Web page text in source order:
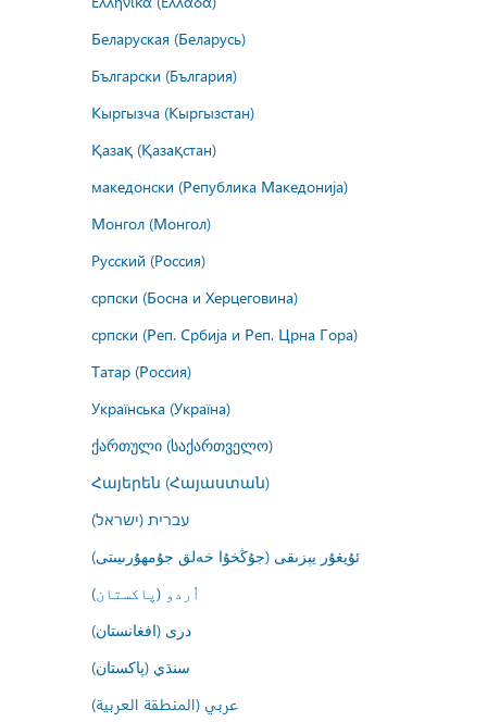
Беларуская (Беларусь)
Български (България)
Кыргызча (Кыргызстан)
Қазақ (Қазақстан)
македонски (Република Македонија)
Монгол (Монгол)
Русский (Россия)
српски (Босна и Херцеговина)
српски (Реп. Србија и Реп. Црна Гора)
Татар (Россия)
Українська (Україна)
ქართული (საქართველო)
Հայերեն (Հայաստան)
עברית (ישראל)
ئۇيغۇر يېزىقى (جۇڭخۇا خەلق جۇمھۇرىيىتى)
اُردو (پاکستان)
درى (افغانستان)
سنڌي (پاکستان)
عربي (المنطقة العربية)